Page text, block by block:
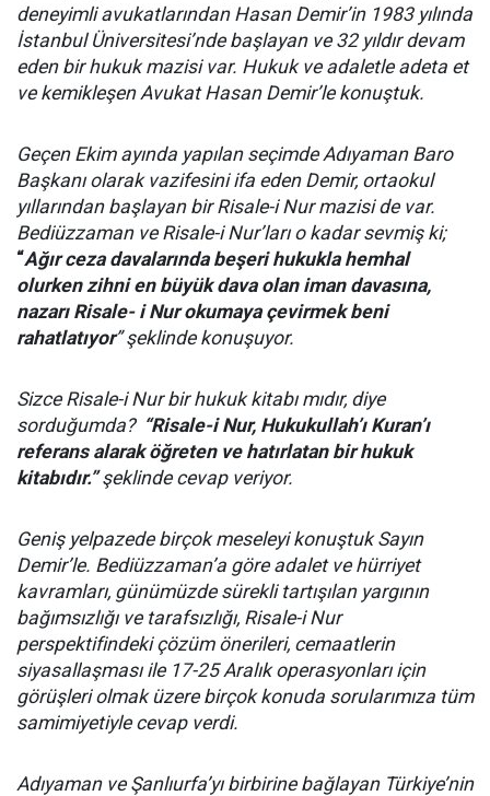
deneyimli avukatlarından Hasan Demir’in 1983 yılında
İstanbul Üniversitesi’nde başlayan ve 32 yıldır devam
eden bir hukuk mazisi var. Hukuk ve adaletle adeta et
ve kemikleşen Avukat Hasan Demir’le konuştuk.
Geçen Ekim ayında yapılan seçimde Adıyaman Baro
Başkanı olarak vazifesini ifa eden Demir, ortaokul
yıllarından başlayan bir Risale-i Nur mazisi de var.
Bediüzzaman ve Risale-i Nur’ları o kadar sevmiş ki;
“Ağır ceza davalarında beşeri hukukla hemhal
olurken zihni en büyük dava olan iman davasına,
nazarı Risale- i Nur okumaya çevirmek beni
rahatlatıyor” şeklinde konuşuyor.
Sizce Risale-i Nur bir hukuk kitabı mıdır, diye
sorduğumda? “Risale-i Nur, Hukukullah’ı Kuran’ı
referans alarak öğreten ve hatırlatan bir hukuk
kitabıdır.”şeklinde cevap veriyor.
Geniş yelpazede birçok meseleyi konuştuk Sayın
Demir’le. Bediüzzaman’a göre adalet ve hürriyet
kavramları, günümüzde sürekli tartışılan yargının
bağımsızlığı ve tarafsızlığı, Risale-i Nur
perspektifindeki çözüm önerileri, cemaatlerin
siyasallaşması ile 17-25 Aralık operasyonları için
görüşleri olmak üzere birçok konuda sorularımıza tüm
samimiyetiyle cevap verdi.
Adıyaman ve Şanlıurfa’yı birbirine bağlayan Türkiye’nin